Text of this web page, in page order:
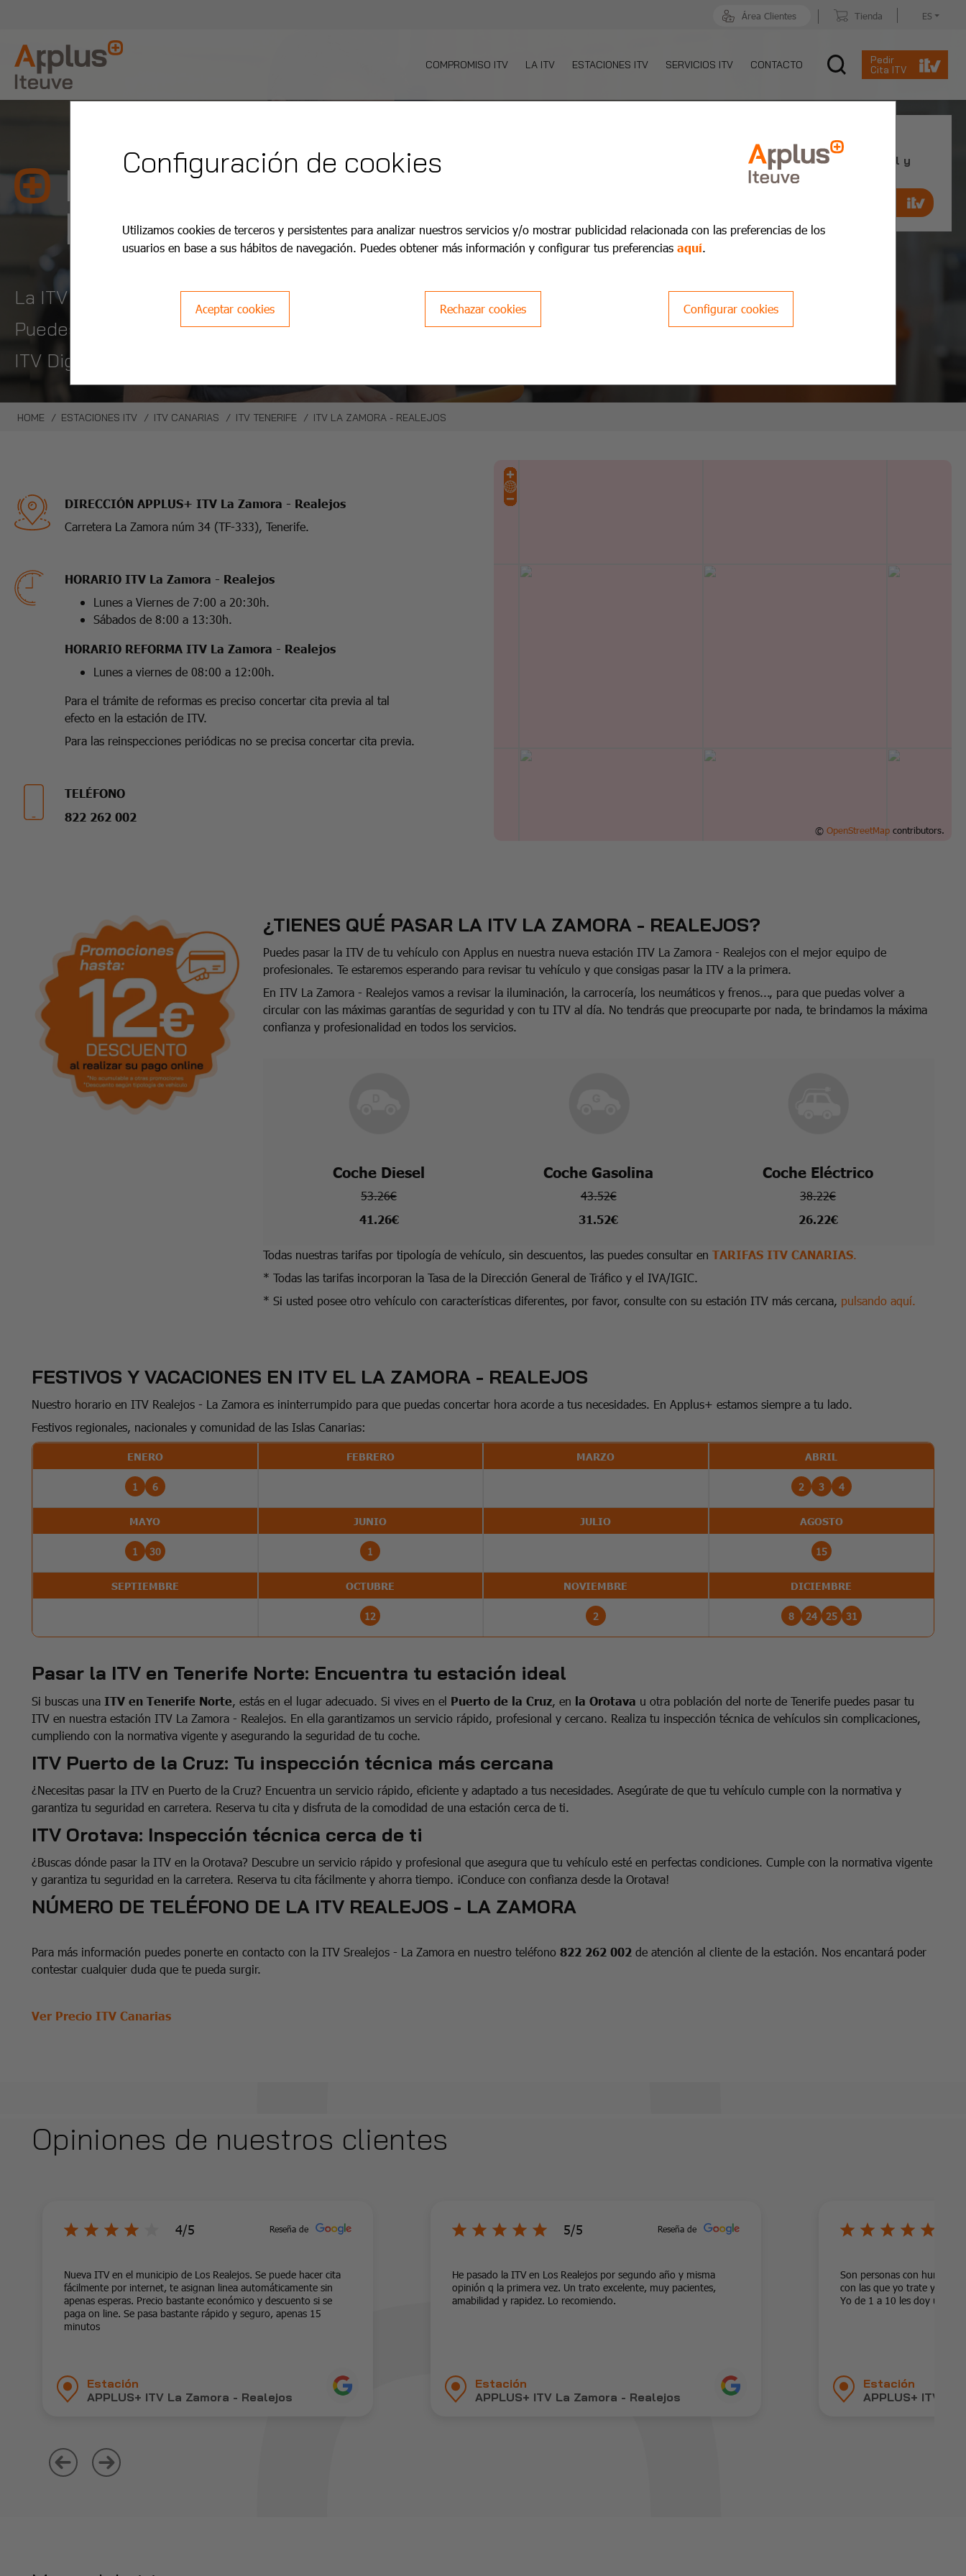
Área Clientes Tienda ES
COMPROMISO ITV LA ITV ESTACIONES ITV SERVICIOS ITV CONTACTO
Pedir
Cita ITV
ITV La Zamora -
Realejos
La ITV es más fácil y barata con Applus+.
Puedes pedir hora en un click con nuestra cita online.
ITV Digital, pasa la itv sin bajarte del vehículo, cómodamente.
Cita Previa ITV
Reserva cita previa de manera ágil y
HOME ESTACIONES ITV ITV CANARIAS ITV TENERIFE ITV LA ZAMORA - REALEJOS
DIRECCIÓN APPLUS+ ITV La Zamora - Realejos
Carretera La Zamora núm 34 (TF-333), Tenerife.
HORARIO ITV La Zamora - Realejos
Lunes a Viernes de 7:00 a 20:30h.
Sábados de 8:00 a 13:30h.
HORARIO REFORMA ITV La Zamora - Realejos
Lunes a viernes de 08:00 a 12:00h.
Para el trámite de reformas es preciso concertar cita previa al tal
efecto en la estación de ITV.
Para las reinspecciones periódicas no se precisa concertar cita previa.
TELÉFONO
822 262 002
© OpenStreetMap contributors.
¿TIENES QUÉ PASAR LA ITV LA ZAMORA - REALEJOS?
Puedes pasar la ITV de tu vehículo con Applus en nuestra nueva estación ITV La Zamora - Realejos con el mejor equipo de
profesionales. Te estaremos esperando para revisar tu vehículo y que consigas pasar la ITV a la primera.
En ITV La Zamora - Realejos vamos a revisar la iluminación, la carrocería, los neumáticos y frenos..., para que puedas volver a
circular con las máximas garantías de seguridad y con tu ITV al día. No tendrás que preocuparte por nada, te brindamos la máxima
confianza y profesionalidad en todos los servicios.
Coche Diesel
53.26€
41.26€
Coche Gasolina
43.52€
31.52€
Coche Eléctrico
38.22€
26.22€
Todas nuestras tarifas por tipología de vehículo, sin descuentos, las puedes consultar en TARIFAS ITV CANARIAS.
* Todas las tarifas incorporan la Tasa de la Dirección General de Tráfico y el IVA/IGIC.
* Si usted posee otro vehículo con características diferentes, por favor, consulte con su estación ITV más cercana, pulsando aquí.
FESTIVOS Y VACACIONES EN ITV EL LA ZAMORA - REALEJOS
Nuestro horario en ITV Realejos - La Zamora es ininterrumpido para que puedas concertar hora acorde a tus necesidades. En Applus+ estamos siempre a tu lado.
Festivos regionales, nacionales y comunidad de las Islas Canarias:
ENERO
1 6
FEBRERO MARZO ABRIL
2 3 4
MAYO
1 30
JUNIO
1
JULIO AGOSTO
15
SEPTIEMBRE OCTUBRE
12
NOVIEMBRE
2
DICIEMBRE
8 24 25 31
Pasar la ITV en Tenerife Norte: Encuentra tu estación ideal
Si buscas una ITV en Tenerife Norte, estás en el lugar adecuado. Si vives en el Puerto de la Cruz, en la Orotava u otra población del norte de Tenerife puedes pasar tu
ITV en nuestra estación ITV La Zamora - Realejos. En ella garantizamos un servicio rápido, profesional y cercano. Realiza tu inspección técnica de vehículos sin complicaciones,
cumpliendo con la normativa vigente y asegurando la seguridad de tu coche.
ITV Puerto de la Cruz: Tu inspección técnica más cercana
¿Necesitas pasar la ITV en Puerto de la Cruz? Encuentra un servicio rápido, eficiente y adaptado a tus necesidades. Asegúrate de que tu vehículo cumple con la normativa y
garantiza tu seguridad en carretera. Reserva tu cita y disfruta de la comodidad de una estación cerca de ti.
ITV Orotava: Inspección técnica cerca de ti
¿Buscas dónde pasar la ITV en la Orotava? Descubre un servicio rápido y profesional que asegura que tu vehículo esté en perfectas condiciones. Cumple con la normativa vigente
y garantiza tu seguridad en la carretera. Reserva tu cita fácilmente y ahorra tiempo. ¡Conduce con confianza desde la Orotava!
NÚMERO DE TELÉFONO DE LA ITV REALEJOS - LA ZAMORA
Para más información puedes ponerte en contacto con la ITV Srealejos - La Zamora en nuestro teléfono 822 262 002 de atención al cliente de la estación. Nos encantará poder
contestar cualquier duda que te pueda surgir.
Ver Precio ITV Canarias
Opiniones de nuestros clientes
4/5 Reseña de
Nueva ITV en el municipio de Los Realejos. Se puede hacer cita
fácilmente por internet, te asignan linea automáticamente sin
apenas esperas. Precio bastante económico y descuento si se
paga on line. Se pasa bastante rápido y seguro, apenas 15
minutos
Estación
APPLUS+ ITV La Zamora - Realejos
5/5 Reseña de
He pasado la ITV en Los Realejos por segundo año y misma
opinión q la primera vez. Un trato excelente, muy pacientes,
amabilidad y rapidez. Lo recomiendo.
Estación
APPLUS+ ITV La Zamora - Realejos
Son personas con
con las que yo trate y me
Yo de 1 a 10 les doy un 15
Estación
APPLUS+ ITV La
Configuración de cookies
Utilizamos cookies de terceros y persistentes para analizar nuestros servicios y/o mostrar publicidad relacionada con las preferencias de los
usuarios en base a sus hábitos de navegación. Puedes obtener más información y configurar tus preferencias aquí.
Aceptar cookies Rechazar cookies Configurar cookies